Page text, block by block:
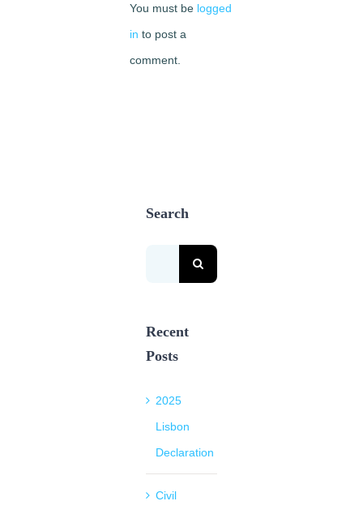
You must be logged
in to post a
comment.
Search
Recent
Posts
2025
Lisbon
Declaration
Civil